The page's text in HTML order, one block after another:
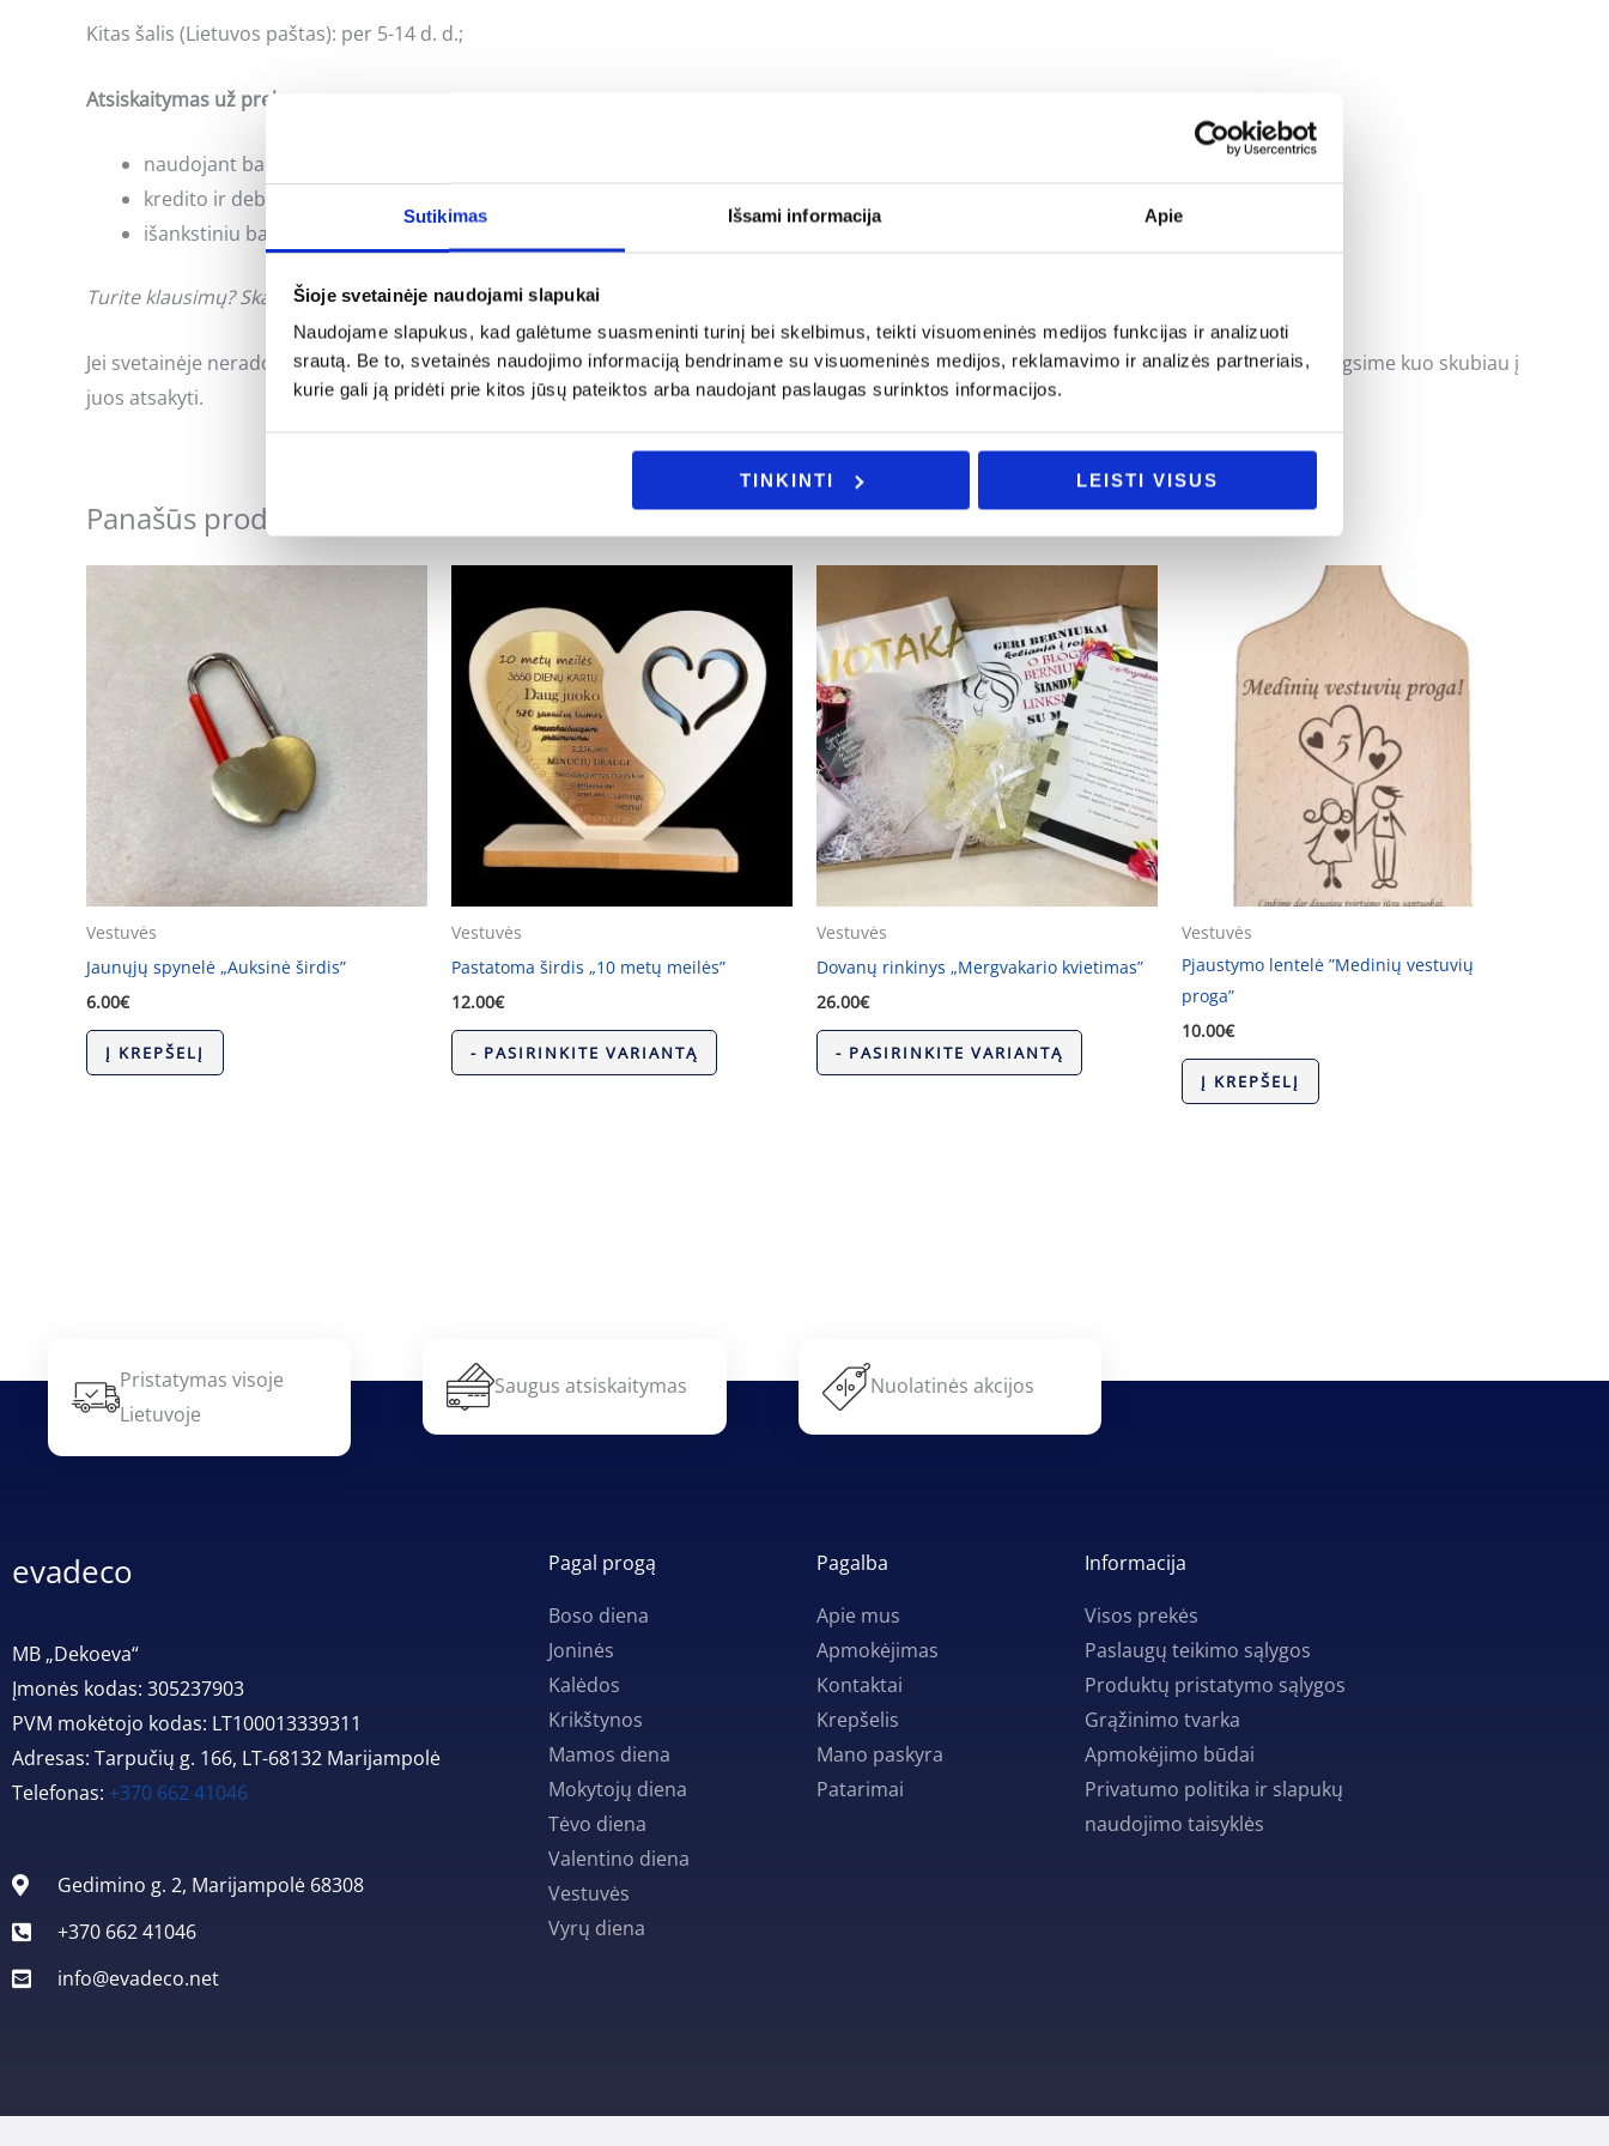
Sutikimas Išsami informacija Apie
Šioje svetainėje naudojami slapukai
Naudojame slapukus, kad galėtume suasmeninti turinį bei skelbimus, teikti visuomeninės medijos funkcijas ir analizuoti
srautą. Be to, svetainės naudojimo informaciją bendriname su visuomeninės medijos, reklamavimo ir analizės partneriais,
kurie gali ją pridėti prie kitos jūsų pateiktos arba naudojant paslaugas surinktos informacijos.
TINKINTI LEISTI VISUS
Kitas šalis (Lietuvos paštas): per 5-14 d. d.;
Atsiskaitymas už prekes:
naudojant banko internetinės bankininkystės sistemas;
kredito ir debeto kortele;
išankstiniu bankiniu pavedimu;
Turite klausimų? Skambinkite: +370 662 41046 arba rašykite: info@evadeco.net
Jei svetainėje neradote Jus dominančios informacijos ar Jus domina individualus užsakymas, galite mums užduoti klausimus ir mes pasistengsime kuo skubiau į
juos atsakyti.
Panašūs produktai
Vestuvės
Jaunųjų spynelė „Auksinė širdis”
6.00€
Į KREPŠELĮ
Vestuvės
Pastatoma širdis „10 metų meilės”
12.00€
- PASIRINKITE VARIANTĄ
Vestuvės
Dovanų rinkinys „Mergvakario kvietimas”
26.00€
- PASIRINKITE VARIANTĄ
Vestuvės
Pjaustymo lentelė ”Medinių vestuvių
proga”
10.00€
Į KREPŠELĮ
Pristatymas visoje
Lietuvoje
Saugus atsiskaitymas Nuolatinės akcijos
evadeco
MB „Dekoeva“
Įmonės kodas: 305237903
PVM mokėtojo kodas: LT100013339311
Adresas: Tarpučių g. 166, LT-68132 Marijampolė
Telefonas: +370 662 41046
Gedimino g. 2, Marijampolė 68308
+370 662 41046
info@evadeco.net
Pagal progą
Boso diena
Joninės
Kalėdos
Krikštynos
Mamos diena
Mokytojų diena
Tėvo diena
Valentino diena
Vestuvės
Vyrų diena
Pagalba
Apie mus
Apmokėjimas
Kontaktai
Krepšelis
Mano paskyra
Patarimai
Informacija
Visos prekės
Paslaugų teikimo sąlygos
Produktų pristatymo sąlygos
Grąžinimo tvarka
Apmokėjimo būdai
Privatumo politika ir slapukų
naudojimo taisyklės